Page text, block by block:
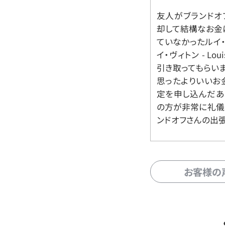
友人がブランド
却して結構なお金
ていなかったルイ
イ・ヴィトン -
引き取ってもらい
思ったよりいいお
定を申し込んだ
の方が非常に礼儀
ンドオフさんの出
お客様